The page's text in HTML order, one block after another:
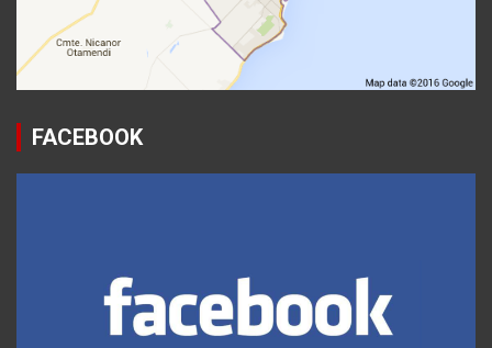
FACEBOOK